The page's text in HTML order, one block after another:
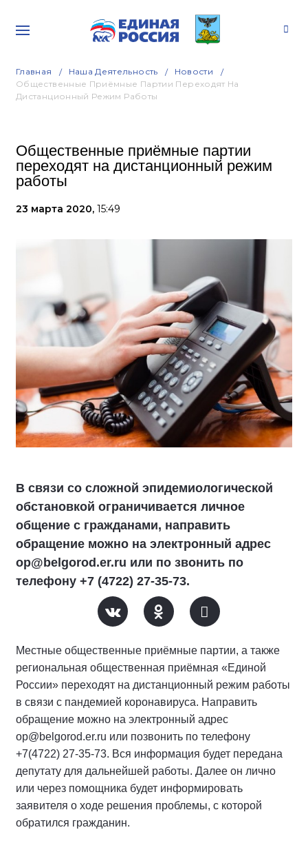
Главная Наша Деятельность
Новости
Общественные Приёмные Партии Переходят На
Дистанционный Режим Работы
Общественные приёмные партии
переходят на дистанционный режим
работы
23 марта 2020, 15:49
В связи со сложной эпидемиологической
обстановкой ограничивается личное
общение с гражданами, направить
обращение можно на электронный адрес
op@belgorod.er.ru или по звонить по
телефону +7 (4722) 27-35-73.
Местные общественные приёмные партии, а также
региональная общественная приёмная «Единой
России» переходят на дистанционный режим работы
в связи с пандемией коронавируса. Направить
обращение можно на электронный адрес
op@belgorod.er.ru или позвонить по телефону
+7(4722) 27-35-73. Вся информация будет передана
депутату для дальнейшей работы. Далее он лично
или через помощника будет информировать
заявителя о ходе решения проблемы, с которой
обратился гражданин.